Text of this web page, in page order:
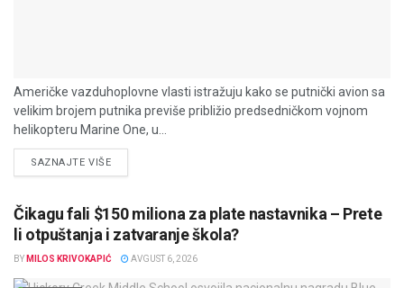
Američke vazduhoplovne vlasti istražuju kako se putnički avion sa
velikim brojem putnika previše približio predsedničkom vojnom
helikopteru Marine One, u...
SAZNAJTE VIŠEDETAILS
Čikagu fali $150 miliona za plate nastavnika – Prete
li otpuštanja i zatvaranje škola?
BY MILOS KRIVOKAPIĆ AVGUST 6, 2026